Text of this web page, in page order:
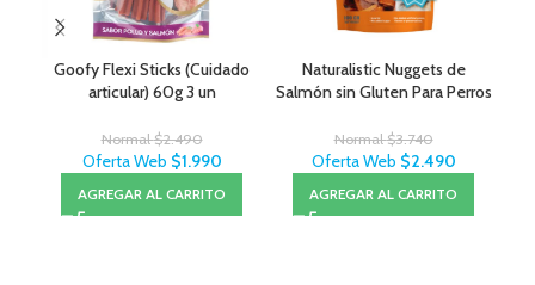
Goofy Flexi Sticks (Cuidado
articular) 60g 3 un
Normal$2.490
Oferta Web $1.990
AGREGAR AL CARRITO
Naturalistic Nuggets de
Salmón sin Gluten Para Perros
Normal$3.740
Oferta Web $2.490
AGREGAR AL CARRITO